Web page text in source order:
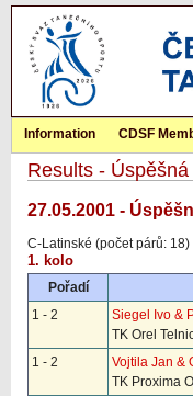
Information CDSF
Results -
27.05.2001 -
C-Latinské (počet párů:
1. kolo
Pořadí
1 - 2
Siegel Ivo &
TK Orel
1 - 2
Vojtila Jan &
TK Proxima